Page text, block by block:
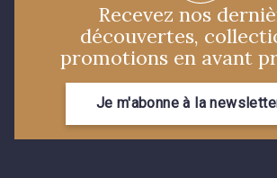
31 - Pêche 33 -
35 - Rose Cyclamen 30 -
Recevez nos
découvertes,
promotions en avant
Je m'abonne à la